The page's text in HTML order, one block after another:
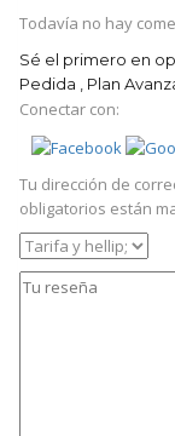
Todavía no hay
Sé el primero en
Pedida , Plan
Conectar con:
Tu dirección de
obligatorios están